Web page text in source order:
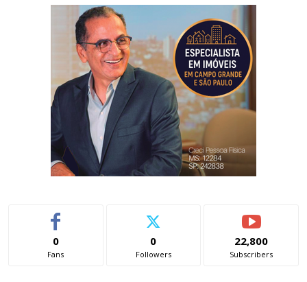
0
Fans
0
Followers
22,800
Subscribers